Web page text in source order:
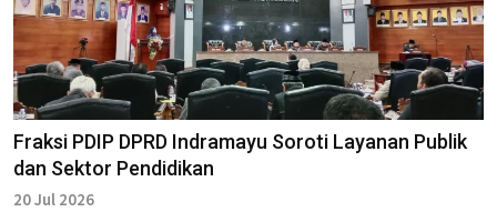
Fraksi PDIP DPRD Indramayu Soroti Layanan Publik
dan Sektor Pendidikan
20 Jul 2026